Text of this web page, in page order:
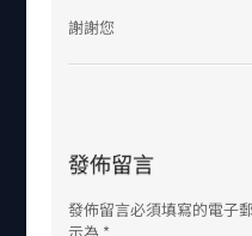
謝謝您
發佈留言
發佈留言必須填寫的電子
示為 *